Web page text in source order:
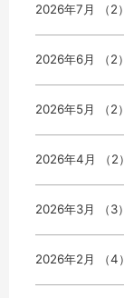
2026年7月 （2）
2026年6月 （2）
2026年5月 （2）
2026年4月 （2）
2026年3月 （3）
2026年2月 （4）